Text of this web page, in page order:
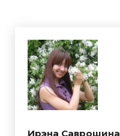
Ирэна Саврошина